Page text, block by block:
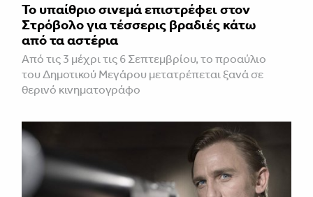
Το υπαίθριο σινεμά επιστρέφει στον
Στρόβολο για τέσσερις βραδιές κάτω
από τα αστέρια
Από τις 3 μέχρι τις 6 Σεπτεμβρίου, το προαύλιο
του Δημοτικού Μεγάρου μετατρέπεται ξανά σε
θερινό κινηματογράφο